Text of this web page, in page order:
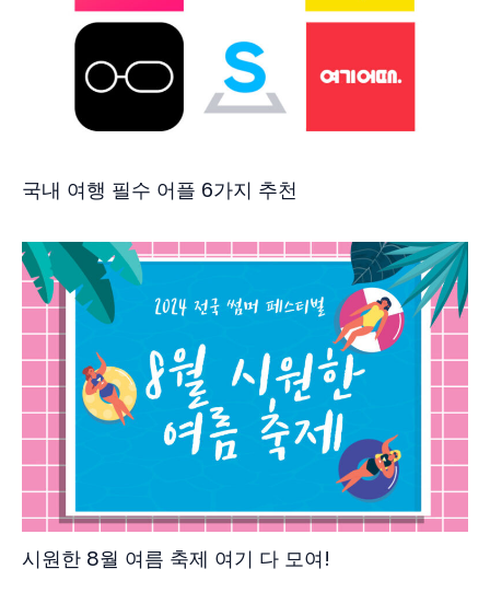
국내 여행 필수 어플 6가지 추천
시원한 8월 여름 축제 여기 다 모여!